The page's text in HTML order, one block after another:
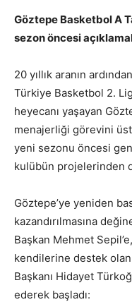
Göztepe Basketbol A
sezon öncesi
20 yıllık aranın
Türkiye Basketbol 2.
heyecanı yaşayan
menajerliği görevini
yeni sezonu öncesi
kulübün projelerinden
Göztepe’ye yeniden
kazandırılmasına
Başkan Mehmet
kendilerine destek
Başkanı Hidayet
ederek başladı: